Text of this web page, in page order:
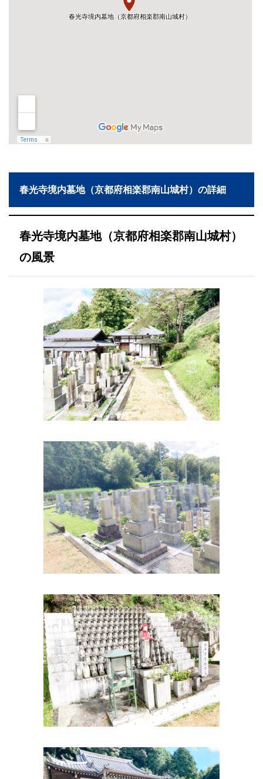
春光寺境内墓地（京都府相楽郡南山城村）の詳細
春光寺境内墓地（京都府相楽郡南山城村）
の風景